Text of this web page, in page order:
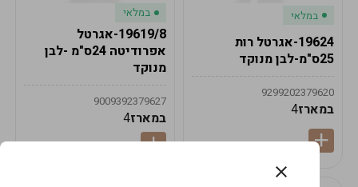
במלאי
19624-אגרטל רות
25ס"מ-לבן מנוקד
9299202379620
במארז4
במלאי
19619/8-אגרטל
אפרודיטה 24ס"מ -לבן
מנוקד
9009392379627
במארז4